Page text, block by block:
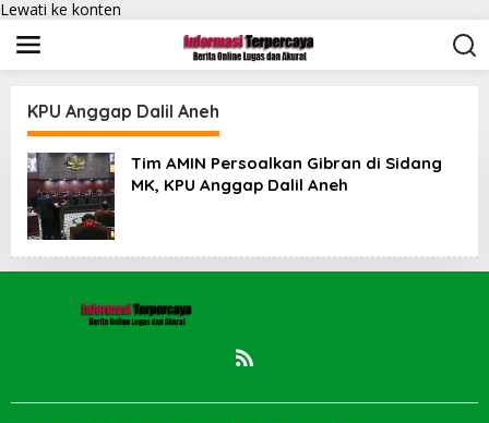
Lewati ke konten
KPU Anggap Dalil Aneh
Tim AMIN Persoalkan Gibran di Sidang
MK, KPU Anggap Dalil Aneh